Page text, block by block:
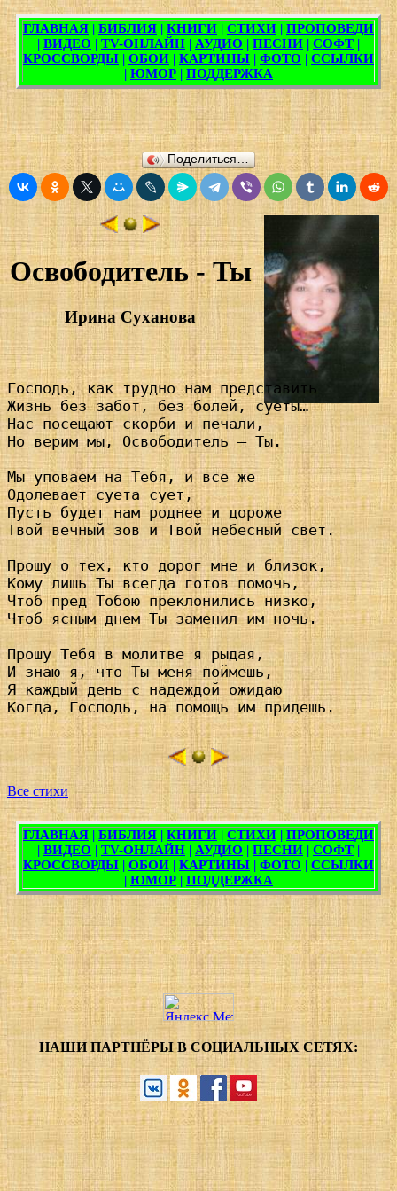
Поделиться…
Освободитель - Ты
Ирина Суханова
Господь, как трудно нам представить
Жизнь без забот, без болей, суеты…
Нас посещают скорби и печали,
Но верим мы, Освободитель – Ты.
Мы уповаем на Тебя, и все же
Одолевает суета сует,
Пусть будет нам роднее и дороже
Твой вечный зов и Твой небесный свет.
Прошу о тех, кто дорог мне и близок,
Кому лишь Ты всегда готов помочь,
Чтоб пред Тобою преклонились низко,
Чтоб ясным днем Ты заменил им ночь.
Прошу Тебя в молитве я рыдая,
И знаю я, что Ты меня поймешь,
Я каждый день с надеждой ожидаю
Когда, Господь, на помощь им придешь.
Все стихи